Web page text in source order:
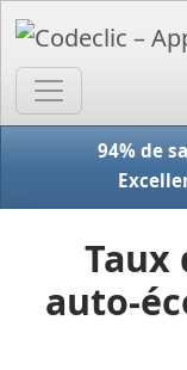
94% de
Taux
auto-